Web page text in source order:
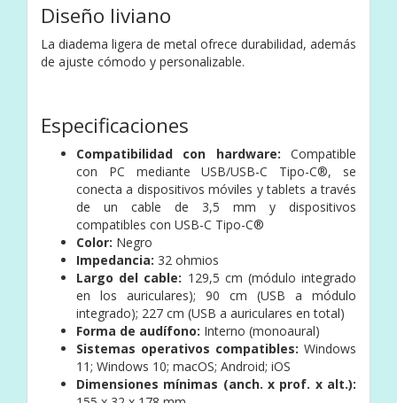
Diseño liviano
La diadema ligera de metal ofrece durabilidad, además
de ajuste cómodo y personalizable.
Especificaciones
Compatibilidad con hardware: Compatible
con PC mediante USB/USB-C Tipo-C®, se
conecta a dispositivos móviles y tablets a través
de un cable de 3,5 mm y dispositivos
compatibles con USB-C Tipo-C®
Color: Negro
Impedancia: 32 ohmios
Largo del cable: 129,5 cm (módulo integrado
en los auriculares); 90 cm (USB a módulo
integrado); 227 cm (USB a auriculares en total)
Forma de audífono: Interno (monoaural)
Sistemas operativos compatibles: Windows
11; Windows 10; macOS; Android; iOS
Dimensiones mínimas (anch. x prof. x alt.):